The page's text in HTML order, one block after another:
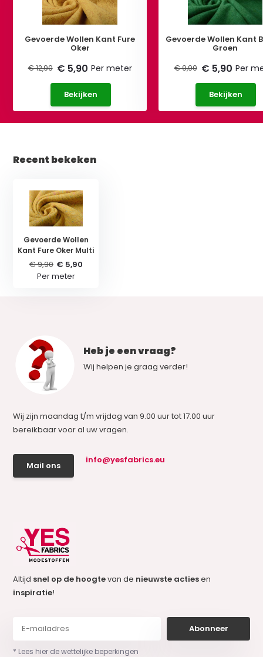
Gevoerde Wollen Kant Fure
Oker
€ 12,90 € 5,90 Per meter
Bekijken
Gevoerde Wollen Kant
Groen
€ 9,90 € 5,90 Per
Bekijken
Recent bekeken
Gevoerde Wollen
Kant Fure Oker Multi
€ 9,90 € 5,90
Per meter
Heb je een vraag?
Wij helpen je graag verder!
Wij zijn maandag t/m vrijdag van 9.00 uur tot 17.00 uur
bereikbaar voor al uw vragen.
Mail ons
info@yesfabrics.eu
Altijd snel op de hoogtevan de nieuwste actiesen
inspiratie!
Abonneer
* Lees hier de wettelijke beperkingen